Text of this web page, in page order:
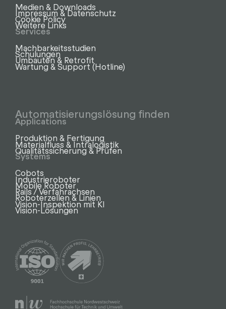
Medien & Downloads
Impressum & Datenschutz
Cookie Policy
Weitere Links
Services
Machbarkeitsstudien
Schulungen
Umbauten & Retrofit
Wartung & Support (Hotline)
Automatisierungslösung finden
Applications
Produktion & Fertigung
Materialfluss & Intralogistik
Qualitätssicherung & Prüfen
Systems
Cobots
Industrieroboter
Mobile Roboter
Rails / Verfahrachsen
Roboterzellen & Linien
Vision-Inspektion mit KI
Vision-Lösungen